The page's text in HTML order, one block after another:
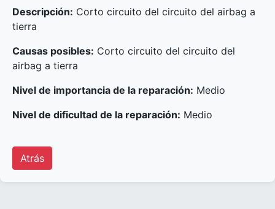
Descripción: Corto circuito del circuito del airbag a
tierra
Causas posibles: Corto circuito del circuito del
airbag a tierra
Nivel de importancia de la reparación: Medio
Nivel de dificultad de la reparación: Medio
Atrás